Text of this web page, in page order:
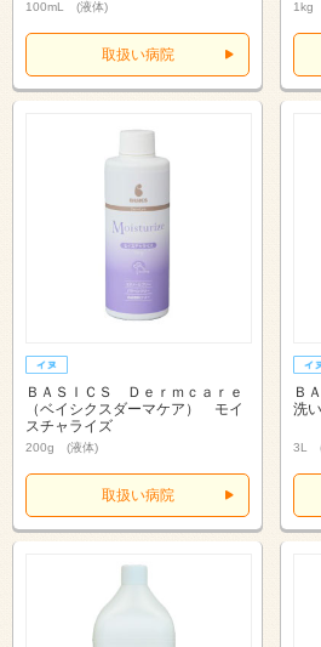
100mL (液体)
取扱い病院
1kg
ＢＡＳＩＣＳ Ｄｅｒｍｃａｒｅ
（ベイシクスダーマケア） モイ
スチャライズ
200g (液体)
取扱い病院
Ｂ
洗
3L (